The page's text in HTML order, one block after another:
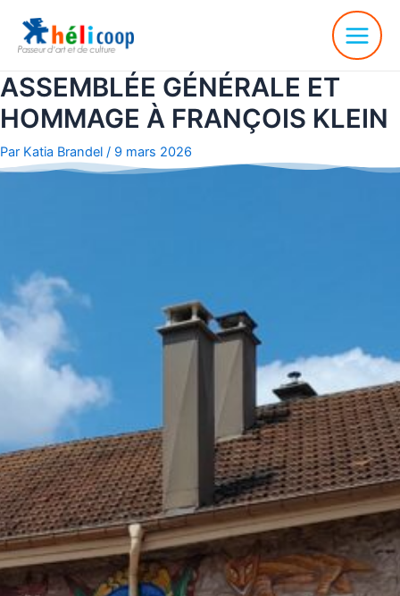
ASSEMBLÉE GÉNÉRALE ET
HOMMAGE À FRANÇOIS KLEIN
Par Katia Brandel / 9 mars 2026